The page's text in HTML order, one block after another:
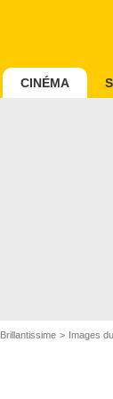
CINÉMA
Brillantissime Images